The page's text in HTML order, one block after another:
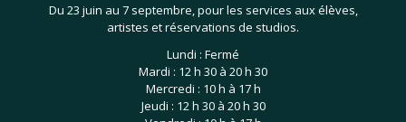
Du 23 juin au 7 septembre, pour les services aux élèves,
artistes et réservations de studios.
Lundi : Fermé
Mardi : 12 h 30 à 20 h 30
Mercredi : 10 h à 17 h
Jeudi : 12 h 30 à 20 h 30